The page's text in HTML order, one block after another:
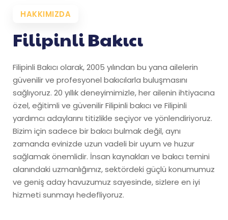
HAKKIMIZDA
Filipinli Bakıcı
Filipinli Bakıcı olarak, 2005 yılından bu yana ailelerin
güvenilir ve profesyonel bakıcılarla buluşmasını
sağlıyoruz. 20 yıllık deneyimimizle, her ailenin ihtiyacına
özel, eğitimli ve güvenilir Filipinli bakıcı ve Filipinli
yardımcı adaylarını titizlikle seçiyor ve yönlendiriyoruz.
Bizim için sadece bir bakıcı bulmak değil, aynı
zamanda evinizde uzun vadeli bir uyum ve huzur
sağlamak önemlidir. İnsan kaynakları ve bakıcı temini
alanındaki uzmanlığımız, sektördeki güçlü konumumuz
ve geniş aday havuzumuz sayesinde, sizlere en iyi
hizmeti sunmayı hedefliyoruz.